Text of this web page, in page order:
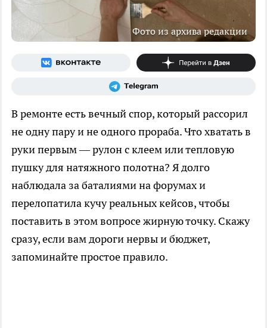
Фото из архива редакции
В ремонте есть вечный спор, который рассорил
не одну пару и не одного прораба. Что хватать в
руки первым — рулон с клеем или тепловую
пушку для натяжного полотна? Я долго
наблюдала за баталиями на форумах и
перелопатила кучу реальных кейсов, чтобы
поставить в этом вопросе жирную точку. Скажу
сразу, если вам дороги нервы и бюджет,
запоминайте простое правило.